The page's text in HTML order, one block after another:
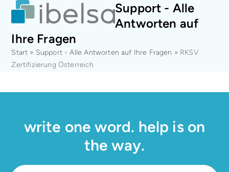
Open
mobile
Close
mobile
Support - Alle
Antworten auf
Ihre Fragen
Start » Support - Alle Antworten auf Ihre Fragen » RKSV
Zertifizierung Österreich
write one word. help is on
the way.